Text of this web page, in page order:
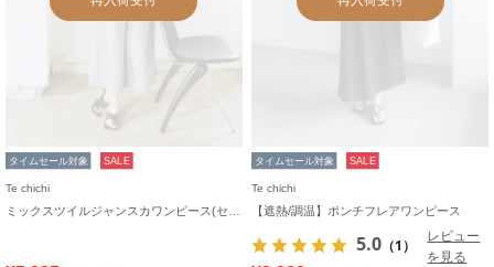
タイムセール対象 SALE
Te chichi
タイムセール対象 SALE
Te chichi
【遮熱/調温】ポンチフレアワンピース
5.0 （1）
レビュー
を見る